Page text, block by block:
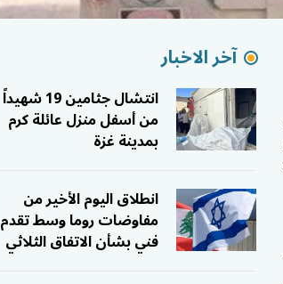
آخر الاخبار
انتشال جثامين 19 شهيداً
من أسفل منزل عائلة كرم
بمدينة غزة
انطلاق اليوم الأخير من
مفاوضات روما وسط تقدم
فني بشأن الاتفاق الثلاثي